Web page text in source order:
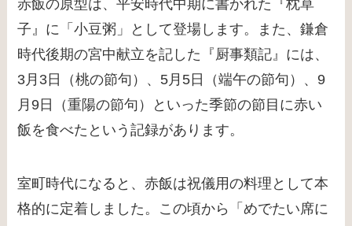
赤飯の原型は、平安時代中期に書かれた『枕草
子』に「小豆粥」として登場します。また、鎌倉
時代後期の宮中献立を記した『厨事類記』には、
3月3日（桃の節句）、5月5日（端午の節句）、9
月9日（重陽の節句）といった季節の節目に赤い
飯を食べたという記録があります。
室町時代になると、赤飯は祝儀用の料理として本
格的に定着しました。この頃から「めでたい席に